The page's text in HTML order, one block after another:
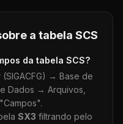
a tabela SCS
da tabela SCS?
→ Base de
Dados → Arquivos,
SX3 filtrando pelo